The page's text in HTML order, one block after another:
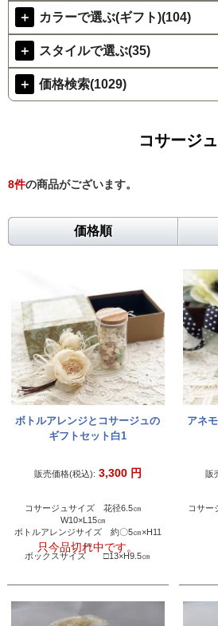
＋ カラーで選ぶ(ギフト)(104)
＋ スタイルで選ぶ(35)
＋ 価格検索(1029)
コサージュ
8件の商品がございます。
価格順
ボトルアレンジとコサージュの
ギフトセット白1
販売価格(税込): 3,300 円
コサージュサイズ 花径6.5㎝
W10×L15㎝
ボトルアレンジサイズ 約〇5㎝×H11
㎝
ボックスサイズ □13×H9.5㎝
只今品切れ中です。
アネ
販
コサ